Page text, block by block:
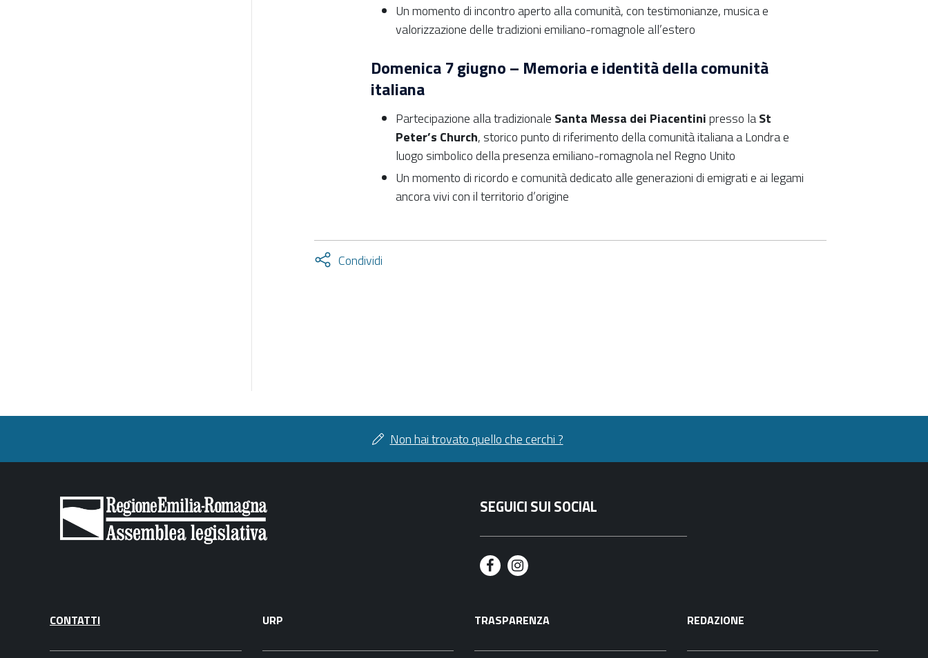
Un momento di incontro aperto alla comunità, con testimonianze, musica e
valorizzazione delle tradizioni emiliano-romagnole all’estero
Domenica 7 giugno – Memoria e identità della comunità
italiana
Partecipazione alla tradizionale Santa Messa dei Piacentinipresso laSt
Peter’s Church, storico punto di riferimento della comunità italiana a Londra e
luogo simbolico della presenza emiliano-romagnola nel Regno Unito
Un momento di ricordo e comunità dedicato alle generazioni di emigrati e ai legami
ancora vivi con il territorio d’origine
Condividi
Attiva
Non hai trovato quello che cerchi ?
SEGUICI SUI SOCIAL
F
c
e
I
s
t
CONTATTI URP TRASPARENZA REDAZIONE